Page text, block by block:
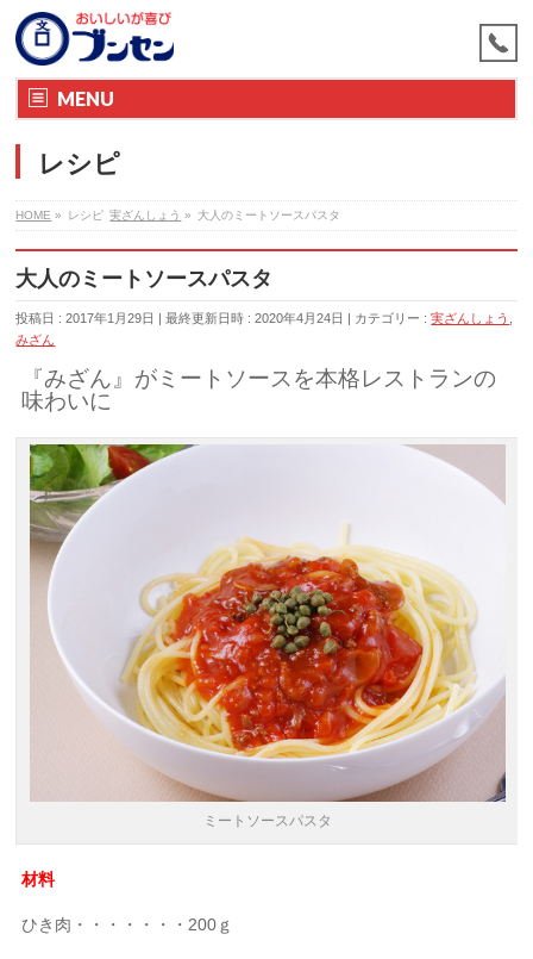
MENU
レシピ
HOME » レシピ 実ざんしょう » 大人のミートソースパスタ
大人のミートソースパスタ
投稿日 : 2017年1月29日 最終更新日時 : 2020年4月24日 カテゴリー :実ざんしょう
みざん
『みざん』がミートソースを本格レストランの
味わいに
ミートソースパスタ
材料
ひき肉・・・・・・・200ｇ